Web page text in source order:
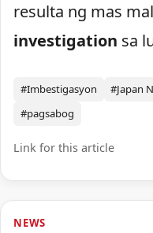
resulta ng mas
investigation sa
#Imbestigasyon #Japan
#pagsabog
Link for this article
NEWS